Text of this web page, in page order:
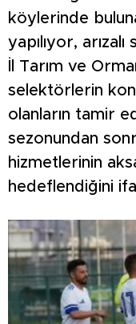
köylerinde
yapılıyor,
İl Tarım ve
selektörlerin
olanların tamir
sezonundan
hizmetlerinin
hedeflendiğini